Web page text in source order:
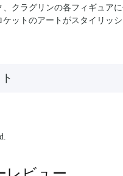
、クラグリンの各フィギュア
ケットのアートがスタイリッ